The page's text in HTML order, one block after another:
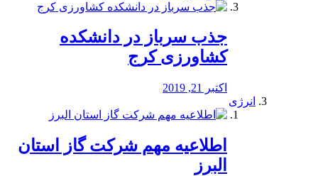
جذب سرباز در دانشکده
کشاورزی کرج
اکتبر 21, 2019
انرژی
️اطلاعیه مهم شرکت گاز استان
البرز